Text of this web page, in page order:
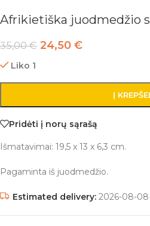
Afrikietiška juodmedžio
35,00€ 24,50 €
Liko 1
Į
Pridėti į norų sąrašą
Išmatavimai: 19,5 x 13 x 6,3 cm.
Pagaminta iš juodmedžio.
Estimated delivery: 2026-08-08